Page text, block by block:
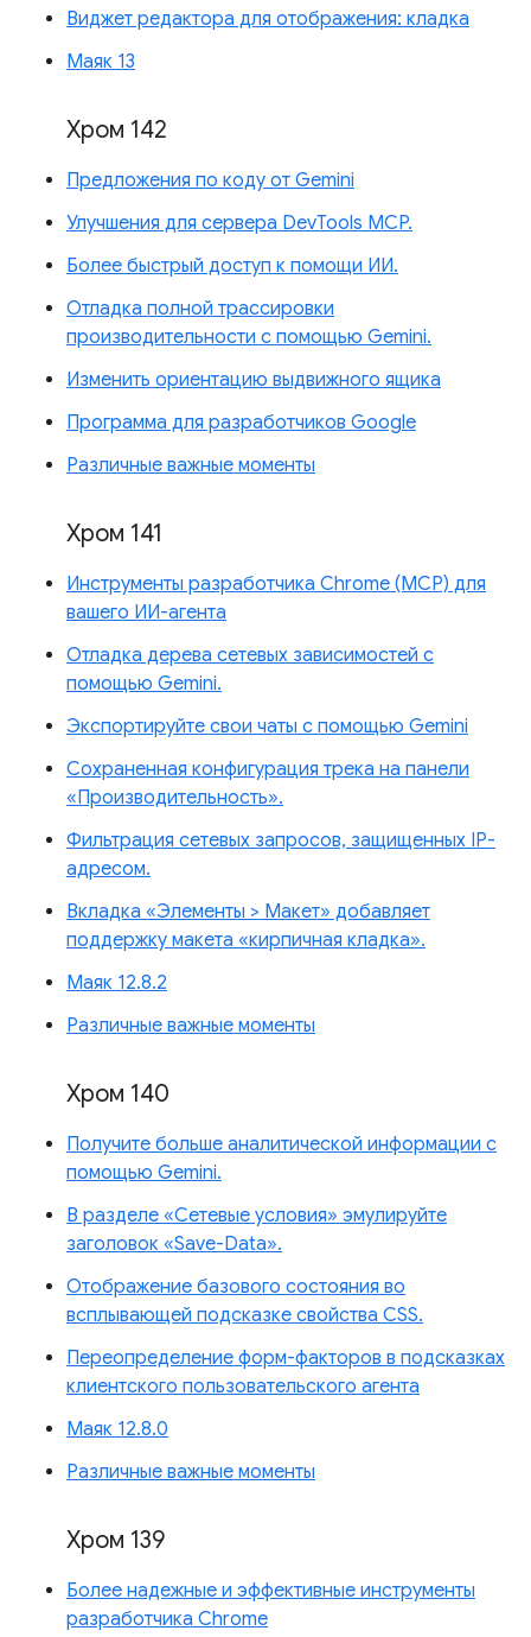
Виджет редактора для отображения: кладка
Маяк 13
Хром 142
Предложения по коду от Gemini
Улучшения для сервера DevTools MCP.
Более быстрый доступ к помощи ИИ.
Отладка полной трассировки
производительности с помощью Gemini.
Изменить ориентацию выдвижного ящика
Программа для разработчиков Google
Различные важные моменты
Хром 141
Инструменты разработчика Chrome (MCP) для
вашего ИИ-агента
Отладка дерева сетевых зависимостей с
помощью Gemini.
Экспортируйте свои чаты с помощью Gemini
Сохраненная конфигурация трека на панели
«Производительность».
Фильтрация сетевых запросов, защищенных IP-
адресом.
Вкладка «Элементы > Макет» добавляет
поддержку макета «кирпичная кладка».
Маяк 12.8.2
Различные важные моменты
Хром 140
Получите больше аналитической информации с
помощью Gemini.
В разделе «Сетевые условия» эмулируйте
заголовок «Save-Data».
Отображение базового состояния во
всплывающей подсказке свойства CSS.
Переопределение форм-факторов в подсказках
клиентского пользовательского агента
Маяк 12.8.0
Различные важные моменты
Хром 139
Более надежные и эффективные инструменты
разработчика Chrome